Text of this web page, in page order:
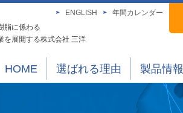
ENGLISH 年間カレンダー
脂に係わる
を展開する株式会社 三洋
HOME 選ばれる理由 製品情報